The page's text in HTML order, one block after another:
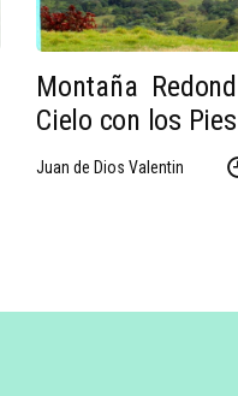
Montaña
Cielo con los Pies
Juan de Dios Valentin